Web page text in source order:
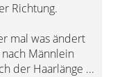
Richtung.
mal was ändert
Männlein
der Haarlänge ...